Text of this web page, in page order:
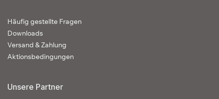
Häufig gestellte Fragen
Downloads
Versand & Zahlung
Aktionsbedingungen
Unsere Partner